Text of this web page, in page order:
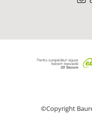
©Copyright